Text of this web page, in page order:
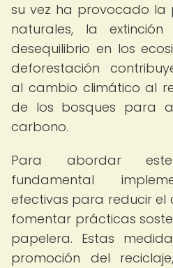
su vez ha provocado
naturales, la
desequilibrio en los
deforestación
al cambio climático al
de los bosques para
carbono.
Para abordar
fundamental
efectivas para reducir el
fomentar prácticas
papelera. Estas
promoción del